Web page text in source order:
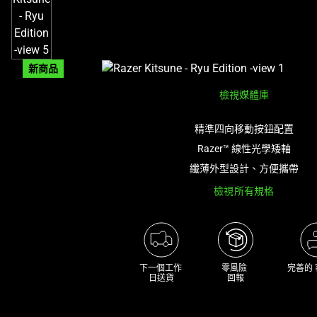
新商品
檢視媒體庫
精準四向移動按鈕配置
Razer™ 線性光學矮軸
纖薄外型設計、方便攜帶
檢視所有規格
下一個工作
日送貨
零風險
回報
完善的